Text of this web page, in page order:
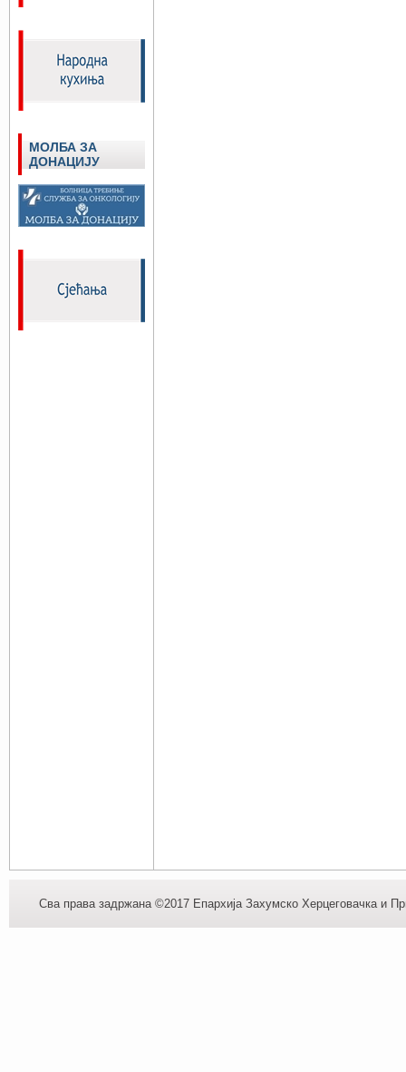
МОЛБА ЗА
ДОНАЦИЈУ
Сва права задржана ©2017 Епархија Захумско Херцеговачка и